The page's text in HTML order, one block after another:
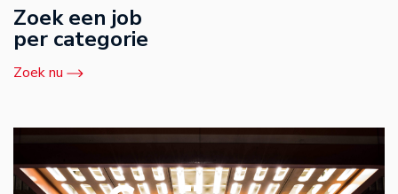
Zoek een job
per categorie
Zoek nu